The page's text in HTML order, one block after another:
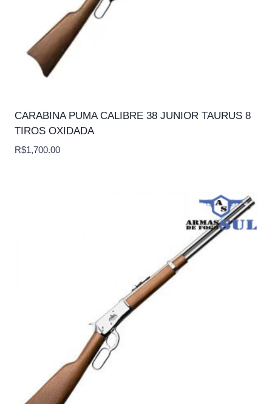
CARABINA PUMA CALIBRE 38 JUNIOR TAURUS 8
TIROS OXIDADA
R$1,700.00